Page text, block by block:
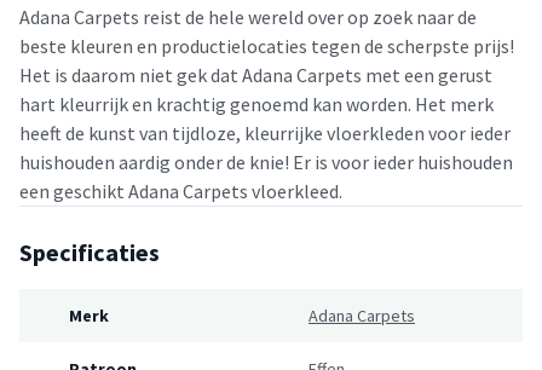
Adana Carpets reist de hele wereld over op zoek naar de
beste kleuren en productielocaties tegen de scherpste prijs!
Het is daarom niet gek dat Adana Carpets met een gerust
hart kleurrijk en krachtig genoemd kan worden. Het merk
heeft de kunst van tijdloze, kleurrijke vloerkleden voor ieder
huishouden aardig onder de knie! Er is voor ieder huishouden
een geschikt Adana Carpets vloerkleed.
Specificaties
Merk Adana Carpets